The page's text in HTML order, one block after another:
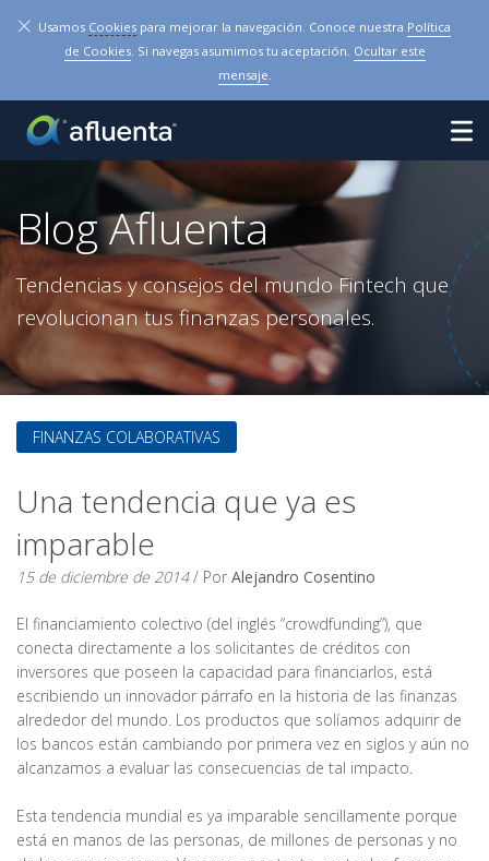
× Usamos Cookies para mejorar la navegación. Conoce nuestra Política
de Cookies. Si navegas asumimos tu aceptación. Ocultar este
mensaje.
Blog Afluenta
Tendencias y consejos del mundo Fintech que
revolucionan tus finanzas personales.
FINANZAS COLABORATIVAS
Una tendencia que ya es
imparable
15 de diciembre de 2014/ Por Alejandro Cosentino
El financiamiento colectivo (del inglés “crowdfunding”), que
conecta directamente a los solicitantes de créditos con
inversores que poseen la capacidad para financiarlos, está
escribiendo un innovador párrafo en la historia de las finanzas
alrededor del mundo. Los productos que solíamos adquirir de
los bancos están cambiando por primera vez en siglos y aún no
alcanzamos a evaluar las consecuencias de tal impacto.
Esta tendencia mundial es ya imparable sencillamente porque
está en manos de las personas, de millones de personas y no